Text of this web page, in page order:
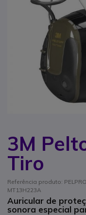
3M
Tiro
Referência produto:
MT13H223A
Auricular de
sonora especial
Saltar para o início da